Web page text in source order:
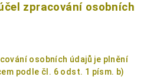
zpracování osobních
osobních údajů je plnění
podle čl. 6 odst. 1 písm. b)